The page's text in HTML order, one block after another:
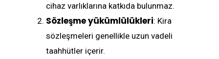
cihaz varlıklarına katkıda bulunmaz.
Sözleşme yükümlülükleri: Kira
sözleşmeleri genellikle uzun vadeli
taahhütler içerir.